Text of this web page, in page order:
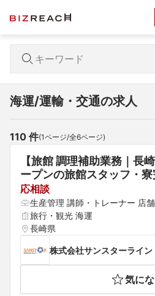
海運/運輸・交通の求人
110 件(1ページ/全6ページ)
【旅館 調理補助業務｜長
ープンの旅館スタッフ・
韓国を中心に事業展開する
旅館事業
応相談
生産管理 講師・トレーナー 店
旅行・観光 海運
長崎県
株式会社サンスターライン
気に